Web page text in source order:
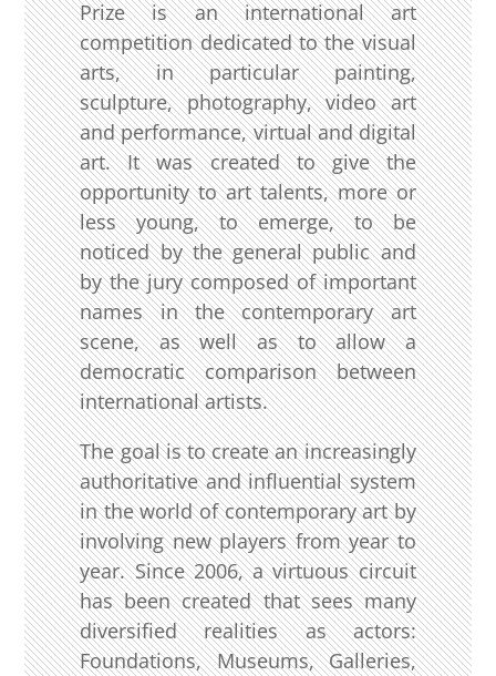
Prize is an international art
competition dedicated to the visual
arts, in particular painting,
sculpture, photography, video art
and performance, virtual and digital
art. It was created to give the
opportunity to art talents, more or
less young, to emerge, to be
noticed by the general public and
by the jury composed of important
names in the contemporary art
scene, as well as to allow a
democratic comparison between
international artists.
The goal is to create an increasingly
authoritative and influential system
in the world of contemporary art by
involving new players from year to
year. Since 2006, a virtuous circuit
has been created that sees many
diversified realities as actors:
Foundations, Museums, Galleries,